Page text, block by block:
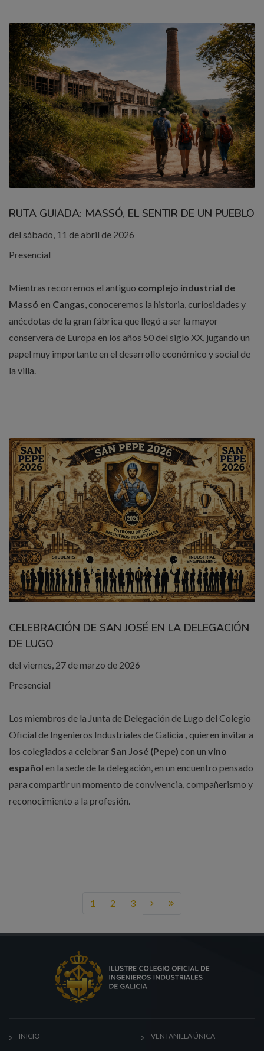
RUTA GUIADA: MASSÓ, EL SENTIR DE UN PUEBLO
del sábado, 11 de abril de 2026
Presencial
Mientras recorremos el antiguo complejo industrial de
Massó en Cangas , conoceremos la historia, curiosidades y
anécdotas de la gran fábrica que llegó a ser la mayor
conservera de Europa en los años 50 del siglo XX, jugando un
papel muy importante en el desarrollo económico y social de
la villa.
CELEBRACIÓN DE SAN JOSÉ EN LA DELEGACIÓN
DE LUGO
del viernes, 27 de marzo de 2026
Presencial
Los miembros de la Junta de Delegación de Lugo del Colegio
Oficial de Ingenieros Industriales de Galicia , quieren invitar a
los colegiados a celebrarSan José (Pepe) con un vino
español en la sede de la delegación, en un encuentro pensado
para compartir un momento de convivencia, compañerismo y
reconocimiento a la profesión.
1 2 3
INICIO
VENTANILLA ÚNICA